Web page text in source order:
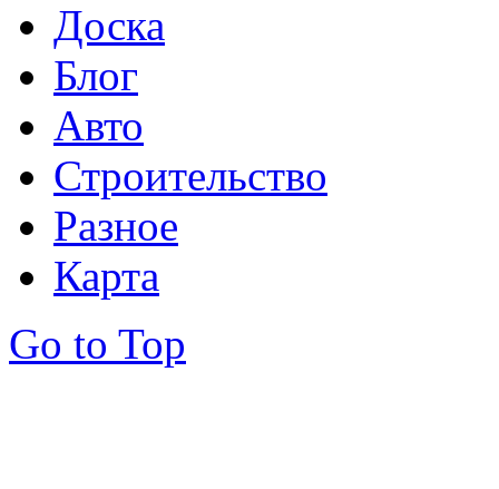
Доска
Блог
Авто
Строительство
Разное
Карта
Go to Top